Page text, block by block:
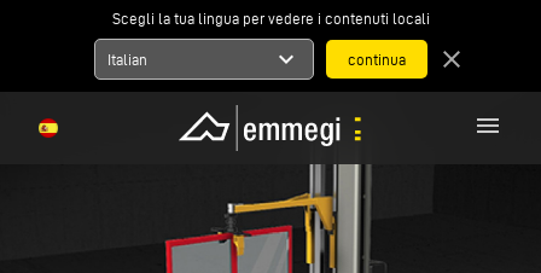
Scegli la tua lingua per vedere i contenuti locali
Italian expand_more close
menu